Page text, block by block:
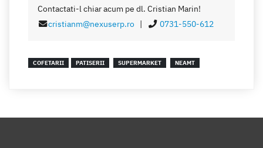
Contactati-l chiar acum pe dl. Cristian Marin!
cristianm@nexuserp.ro| 0731-550-612
COFETARII PATISERII SUPERMARKET NEAMT